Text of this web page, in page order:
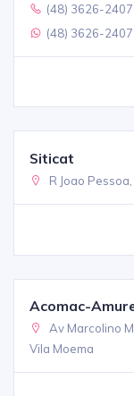
(48) 3626-2407
(48) 3626-2407
Siticat
R Joao
Acomac-
Av Marcolino
Vila Moema